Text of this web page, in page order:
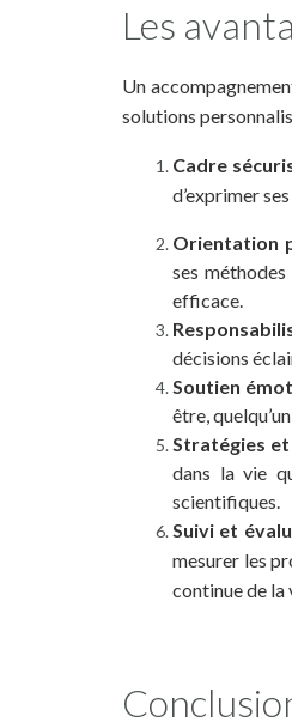
Les
Un
solutions
Cadre
d’exprimer
Orientation
ses
efficace.
décisions
Soutien
être,
Stratégies
dans la vie
scientifiques.
Suivi et
mesurer les
continue de la